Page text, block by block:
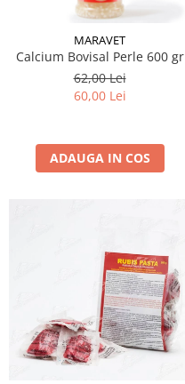
MARAVET
Calcium Bovisal Perle 600 gr
62,00 Lei
60,00 Lei
ADAUGA IN COS